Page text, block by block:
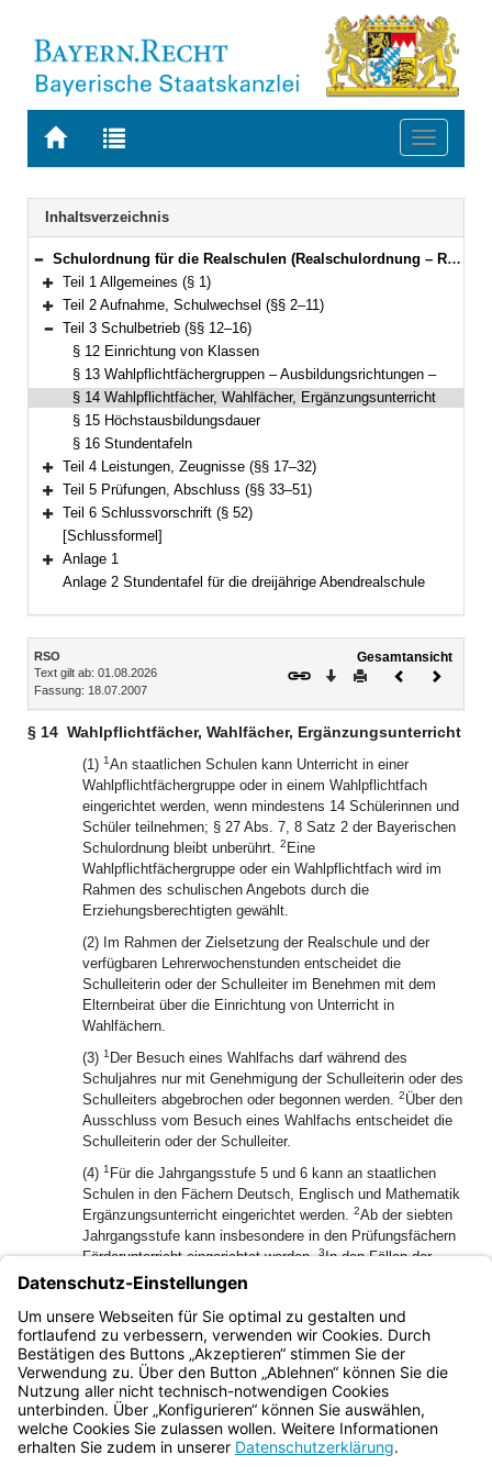
Zur
BAYERN.RECHT
Zur
letzten
Suche
Toggle
Navigation
Inhaltsverzeichnis
Bereich reduzieren
Schulordnung für die Realschulen (Realschulordnung – RSO) Vom 18. Juli 2007 (GVBl. S. 458, ber. S. 585) BayRS 2234-2-K (§§ 1–52)
Bereich erweitern
Teil 1 Allgemeines (§ 1)
Bereich erweitern
Teil 2 Aufnahme, Schulwechsel (§§ 2–11)
Bereich reduzieren
Teil 3 Schulbetrieb (§§ 12–16)
§ 12 Einrichtung von Klassen
§ 13 Wahlpflichtfächergruppen – Ausbildungsrichtungen –
§ 14 Wahlpflichtfächer, Wahlfächer, Ergänzungsunterricht
§ 15 Höchstausbildungsdauer
§ 16 Stundentafeln
Bereich erweitern
Teil 4 Leistungen, Zeugnisse (§§ 17–32)
Bereich erweitern
Teil 5 Prüfungen, Abschluss (§§ 33–51)
Bereich erweitern
Teil 6 Schlussvorschrift (§ 52)
[Schlussformel]
Bereich erweitern
Anlage 1
Anlage 2 Stundentafel für die dreijährige Abendrealschule
Inhalt
RSO
Text gilt ab: 01.08.2026
Fassung: 18.07.2007
Gesamtansicht
Download
DruckenVorheriges
§ 14 Wahlpflichtfächer, Wahlfächer, Ergänzungsunterricht
(1) 1An staatlichen Schulen kann Unterricht in einer
Wahlpflichtfächergruppe oder in einem Wahlpflichtfach
eingerichtet werden, wenn mindestens 14 Schülerinnen und
Schüler teilnehmen; § 27 Abs. 7, 8 Satz 2 der Bayerischen
Schulordnung bleibt unberührt. 2 Eine
Wahlpflichtfächergruppe oder ein Wahlpflichtfach wird im
Rahmen des schulischen Angebots durch die
Erziehungsberechtigten gewählt.
(2) Im Rahmen der Zielsetzung der Realschule und der
verfügbaren Lehrerwochenstunden entscheidet die
Schulleiterin oder der Schulleiter im Benehmen mit dem
Elternbeirat über die Einrichtung von Unterricht in
Wahlfächern.
(3) 1 Der Besuch eines Wahlfachs darf während des
Schuljahres nur mit Genehmigung der Schulleiterin oder des
Schulleiters abgebrochen oder begonnen werden. 2Über den
Ausschluss vom Besuch eines Wahlfachs entscheidet die
Schulleiterin oder der Schulleiter.
(4) 1 Für die Jahrgangsstufe 5 und 6 kann an staatlichen
Schulen in den Fächern Deutsch, Englisch und Mathematik
Ergänzungsunterricht eingerichtet werden. 2Ab der siebten
Jahrgangsstufe kann insbesondere in den Prüfungsfächern
Förderunterricht eingerichtet werden.3In den Fällen der
Sätze 1 und 2 können Parallelgruppen eingerichtet werden,
wenn die Teilnehmer aus verschiedenen Klassen stammen
und bei Bildung von nur einer Gruppe die Zahl 10
überschritten würde; die Mindestschülerzahl beträgt fünf.
Bayern.de
BayernPortal